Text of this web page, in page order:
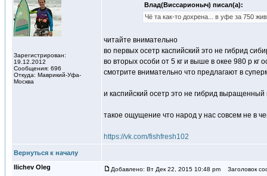
Зарегистрирован:
19.12.2012
Сообщения: 696
Откуда: Маврикий-Уфа-
Москва
Влад(Виссарионыч) писал(а):
Чё та как-то дохрена... в уфе за 750
читайте внимательно
во первых осетр каспийский это не гибрид
во вторых особи от 5 кг и выше в окее 980 р кг
смотрите внимательно что предлагают в
и каспийский осетр это не гибрид выращенный
такое ощущение что народ у нас совсем не в
https://vk.com/fishfresh102
Вернуться к началу
Ilichev Oleg
Добавлено: Вт Дек 22, 2015 10:48 pm Заголовок